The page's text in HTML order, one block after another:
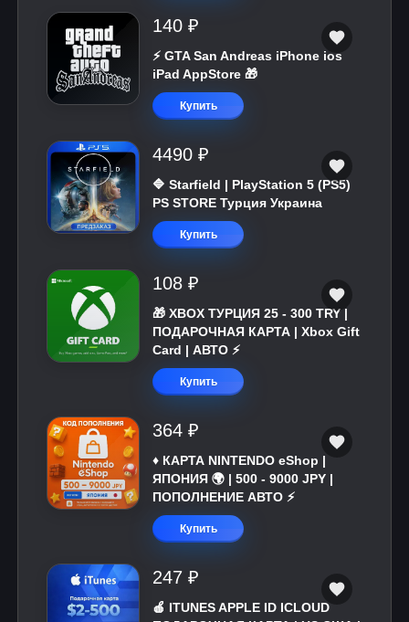
140 ₽
⚡️ GTA San Andreas iPhone ios
iPad AppStore 🎁
Купить
4490 ₽
🔷 Starfield | PlayStation 5 (PS5)
PS STORE Турция Украина
Купить
108 ₽
🎁 XBOX ТУРЦИЯ 25 - 300 TRY |
ПОДАРОЧНАЯ КАРТА | Xbox Gift
Card | АВТО ⚡
Купить
364 ₽
♦️ КАРТА NINTENDO eShop |
ЯПОНИЯ 🌍 | 500 - 9000 JPY |
ПОПОЛНЕНИЕ АВТО ⚡
Купить
247 ₽
🍎 ITUNES APPLE ID ICLOUD